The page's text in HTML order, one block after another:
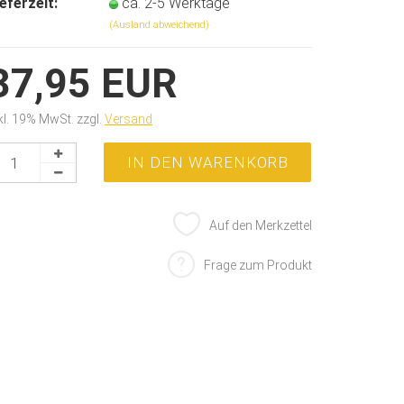
(Ausland abweichend)
EUR
19% MwSt. zzgl.Versand
Auf den Merkzettel
Frage zum Produkt